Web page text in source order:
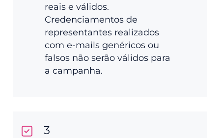
reais e válidos.
Credenciamentos de
representantes realizados
com e-mails genéricos ou
falsos não serão válidos para
a campanha.
3